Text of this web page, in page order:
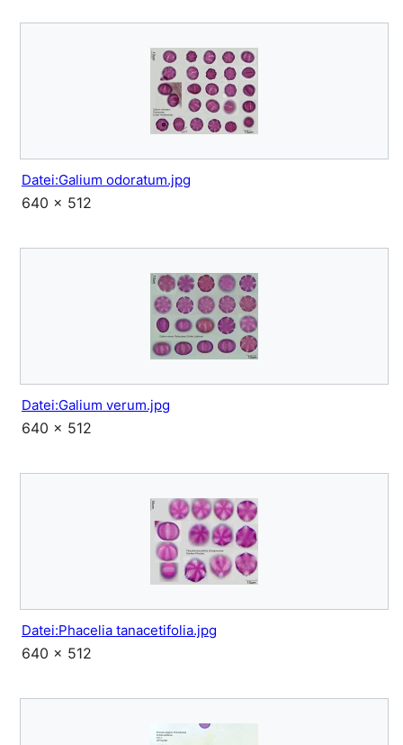
Datei:Galium odoratum.jpg
640 × 512
Datei:Galium verum.jpg
640 × 512
Datei:Phacelia tanacetifolia.jpg
640 × 512